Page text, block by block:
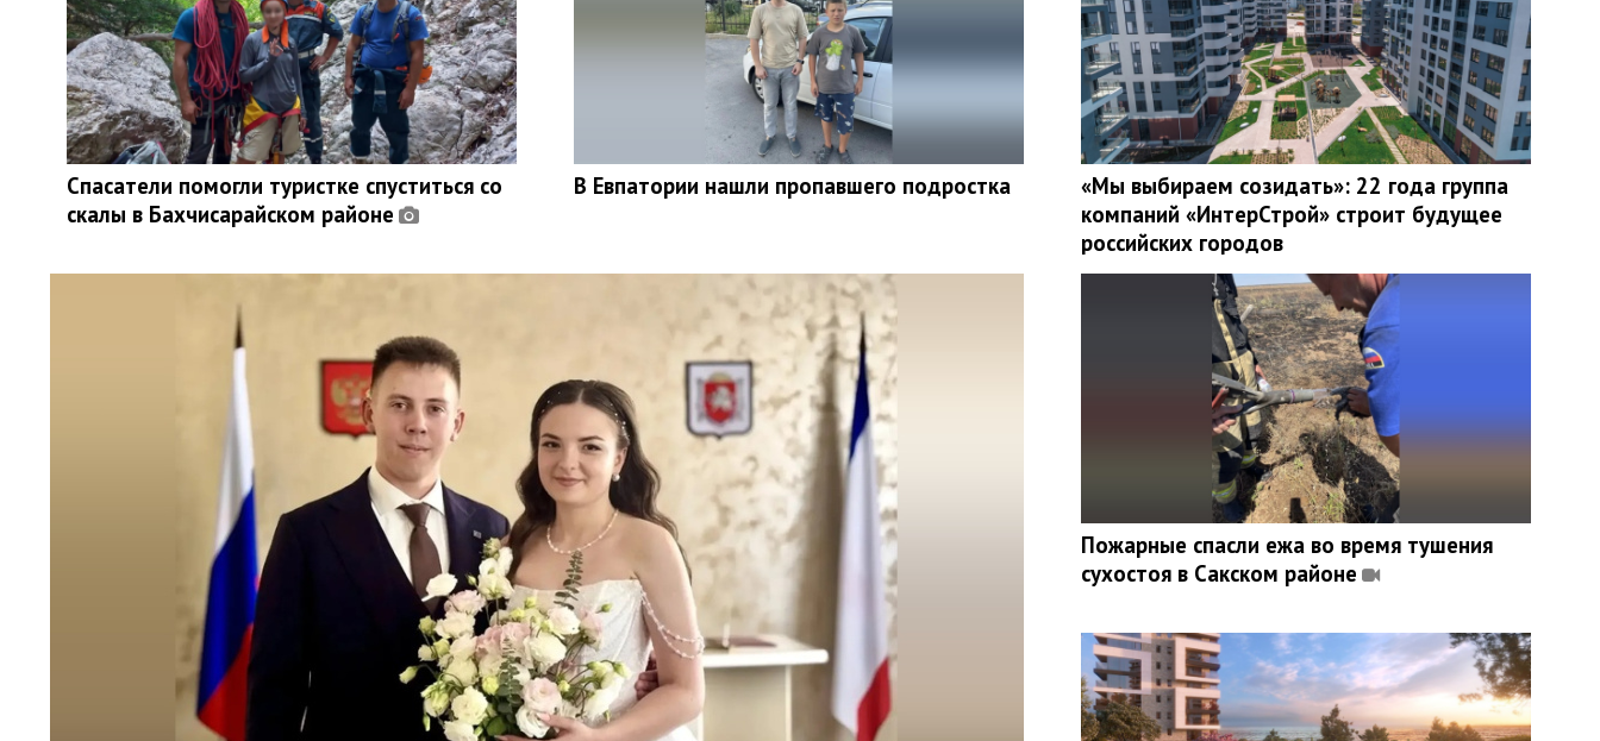
Спасатели помогли туристке спуститься со
скалы в Бахчисарайском районе
В Евпатории нашли пропавшего подростка
«Мы выбираем созидать»: 22 года группа
компаний «ИнтерСтрой» строит будущее
российских городов
Пожарные спасли ежа во время тушения
сухостоя в Сакском районе